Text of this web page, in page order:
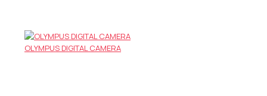
OLYMPUS DIGITAL CAMERA